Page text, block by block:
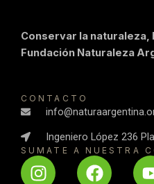
Conservar la naturaleza,
Fundación Naturaleza
CONTACTO
Ingeniero López 236
SUMATE A NUESTRA
I
F